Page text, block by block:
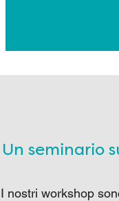
Un seminario
I nostri workshop